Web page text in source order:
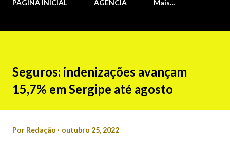
PÁGINA INICIAL AGÊNCIA Mais…
Seguros: indenizações avançam
15,7% em Sergipe até agosto
Por Redação outubro 25, 2022